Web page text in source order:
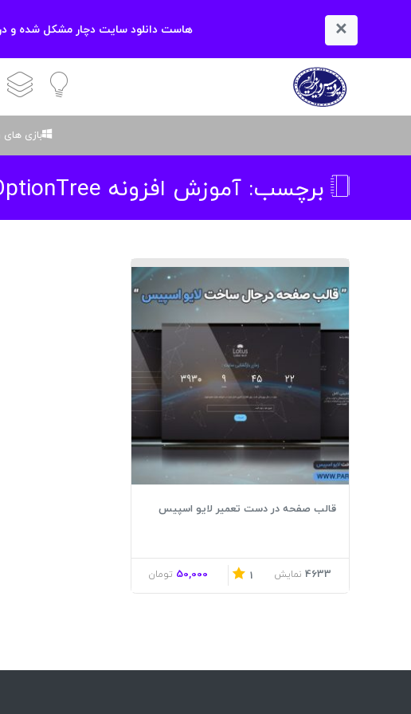
× هاست دانلود سایت دچار مشکل شده و
آموزشیلایه باز
بازی های
برچسب: آموزش افزونه OptionTree وردپرس برای ساخت صفحه تنظیمات
قالب صفحه در دست تعمیر لایو اسپیس
4633 نمایش 1
50,000 تومان